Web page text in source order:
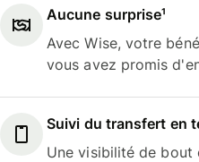
Aucune surprise¹
Avec Wise, votre
vous avez promis
Suivi du transfert en
Une visibilité de